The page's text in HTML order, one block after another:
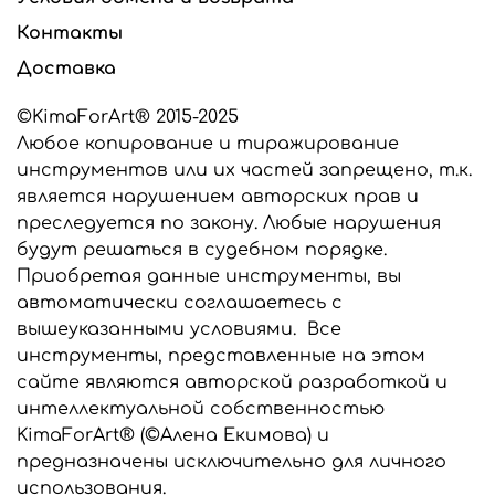
Фактуры живых растений.
флористических самозатвердевающих глин,
Молды можно замораживать и запекать вместе с
глиной.
Все инструменты изготавливаются из
высококачественного сырья производства США и
стран Евросоюза.
Если вам нужны вайнеры для работы с фоамираном
или универсальные вайнеры для работы с глиной и
фоамираном, сообщите об этом в комментарии к
заказу, мы выберем подходящий силикон для
изготовления ваших инструментов.
Все инструменты, представленные в этом
интернет-магазине являются разработкой
©KimaForArt и защищены законом об
авторском праве. Предназначены только для
индивидуального использования. Любое
Контакты
Доставка
©KimaForArt® 2015-2025
Любое копирование и тиражирование
инструментов или их частей запрещено, т.к.
является нарушением авторских прав и
преследуется по закону. Любые нарушения
будут решаться в судебном порядке.
Приобретая данные инструменты, вы
автоматически соглашаетесь с
вышеуказанными условиями. Все
инструменты, представленные на этом
сайте являются авторской разработкой и
интеллектуальной собственностью
KimaForArt® (©Алена Екимова) и
предназначены исключительно для личного
использования.